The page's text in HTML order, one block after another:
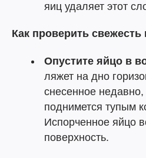
яиц удаляет этот
Как проверить свежесть
Опустите яйцо в
ляжет на дно
снесенное
поднимется тупым
Испорченное яйцо
поверхность.